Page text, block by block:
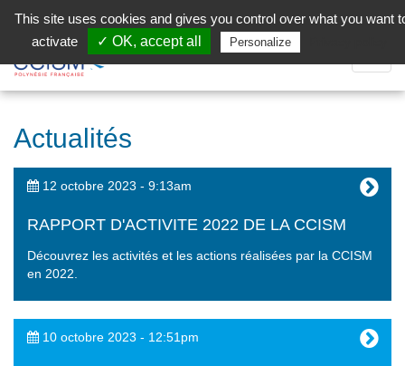
Facebook (Customer Chat) is disabled.
la
Actualités
12 octobre 2023 - 9:13am
RAPPORT D'ACTIVITE 2022 DE LA CCISM
Découvrez les activités et les actions réalisées par la CCISM
en 2022.
10 octobre 2023 - 12:51pm
This site uses cookies and gives you control over what you want
activate
✓ OK, accept all Personalize